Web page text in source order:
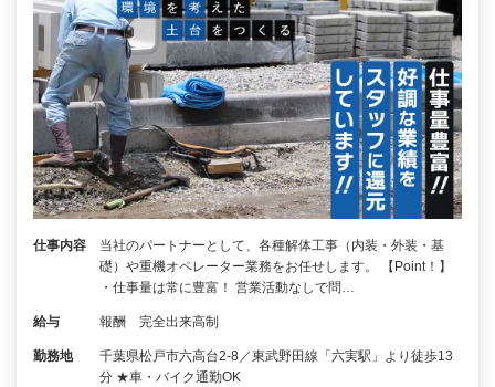
仕事内容
当社のパートナーとして、各種解体工事（内装・外装・基
礎）や重機オペレーター業務をお任せします。 【Point！】
・仕事量は常に豊富！ 営業活動なしで問…
給与 報酬 完全出来高制
勤務地
千葉県松戸市六高台2-8／東武野田線「六実駅」より徒歩13
分 ★車・バイク通勤OK